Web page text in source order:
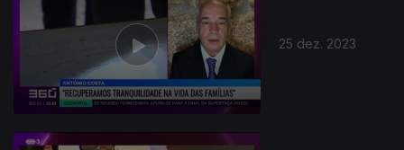
25 dez. 2023